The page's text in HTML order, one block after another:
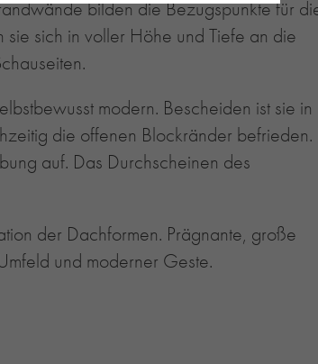
bilden die Bezugspunkte für
sich in voller Höhe und Tiefe an die
modern. Bescheiden ist sie in
die offenen Blockränder
auf. Das Durchscheinen des
der Dachformen. Prägnante, große
und moderner Geste.